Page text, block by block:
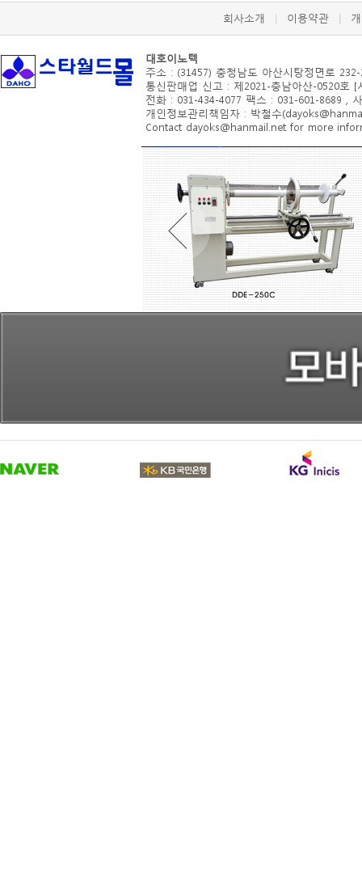
회사소개 이용약관
대호이노텍
주소 : (31457) 충청남도 아산시탕정면로
통신판매업 신고 : 제2021-충남아산-0520호
전화 : 031-434-4077 팩스 : 031-601-8689 ,
개인정보관리책임자 : 박철수
Contact dayoks@hanmail.net for more